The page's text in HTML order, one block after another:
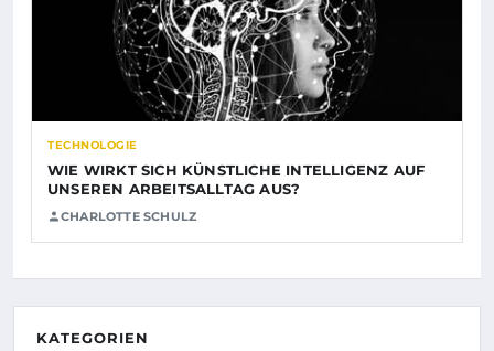
TECHNOLOGIE
WIE WIRKT SICH KÜNSTLICHE INTELLIGENZ AUF
UNSEREN ARBEITSALLTAG AUS?
CHARLOTTE SCHULZ
KATEGORIEN